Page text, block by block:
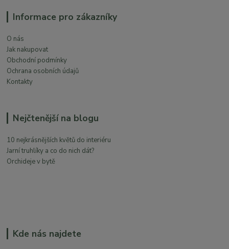
Informace pro zákazníky
O nás
Jak nakupovat
Obchodní podmínky
Ochrana osobních údajů
Kontakty
Nejčtenější na blogu
10 nejkrásnějších květů do interiéru
Jarní truhlíky a co do nich dát?
Orchideje v bytě
Kde nás najdete